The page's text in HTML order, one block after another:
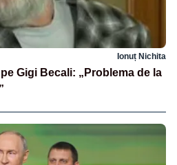
Ionuț Nichita
Gigi Becali: „Problema de la